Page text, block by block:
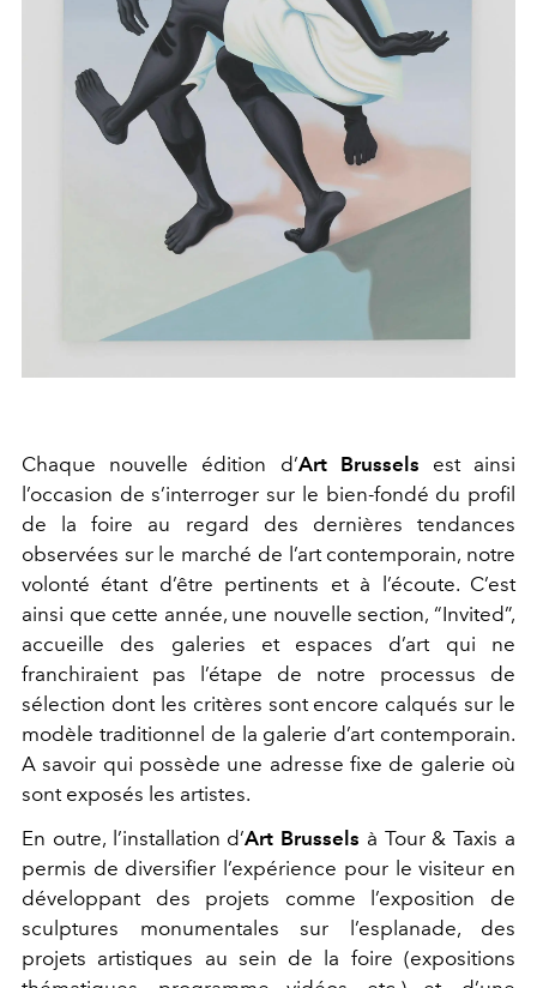
Chaque nouvelle édition d’Art Brussels est ainsi
l’occasion de s’interroger sur le bien-fondé du profil
de la foire au regard des dernières tendances
observées sur le marché de l’art contemporain, notre
volonté étant d’être pertinents et à l’écoute. C’est
ainsi que cette année, une nouvelle section, “Invited”,
accueille des galeries et espaces d’art qui ne
franchiraient pas l’étape de notre processus de
sélection dont les critères sont encore calqués sur le
modèle traditionnel de la galerie d’art contemporain.
A savoir qui possède une adresse fixe de galerie où
sont exposés les artistes.
En outre, l’installation d’Art Brussels à Tour & Taxis a
permis de diversifier l’expérience pour le visiteur en
développant des projets comme l’exposition de
sculptures monumentales sur l’esplanade, des
projets artistiques au sein de la foire (expositions